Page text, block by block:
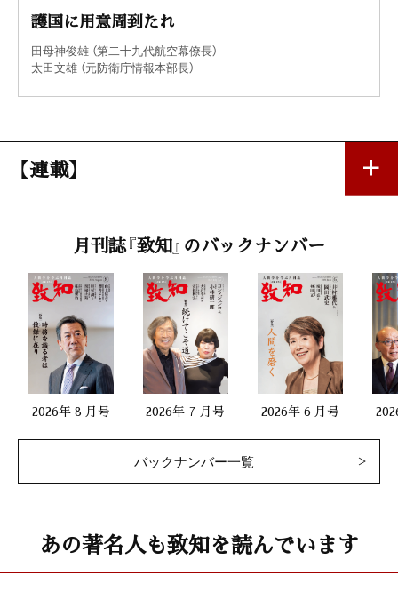
護国に用意周到たれ
田母神俊雄 （第二十九代航空幕僚長）
太田文雄 （元防衛庁情報本部長）
【連載】
第一線で活躍する女性
露の都（落語家）
二十代をどう生きるか46
白幡洋一（東北リコー元社長）
生涯現役
人生を照らす言葉67
生命のメッセージ72
月刊誌『致知』のバックナンバー
2026年 8 月号 2026年 7 月号 2026年 6 月号
バックナンバー一覧
あの著名人も致知を読んでいます